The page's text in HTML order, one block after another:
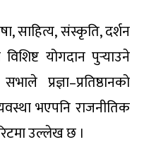
साहित्य, संस्कृति, दर्शन
योगदान पुर्‍याउने
प्रज्ञा–प्रतिष्ठानको
भएपनि राजनीतिक
उल्लेख छ ।